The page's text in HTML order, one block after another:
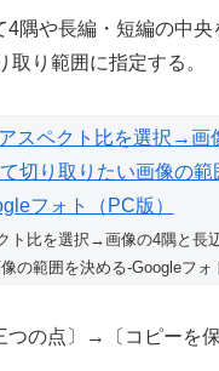
4隅や長編・短編の中央
取り範囲に指定する。
ト比を選択→画像の4隅と長
の範囲を決める-Googleフォ
つの点〕→〔コピーを